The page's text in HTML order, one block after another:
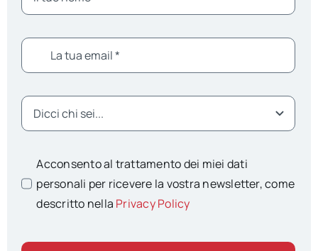
Acconsento al trattamento dei miei dati
personali per ricevere la vostra newsletter, come
descritto nella Privacy Policy